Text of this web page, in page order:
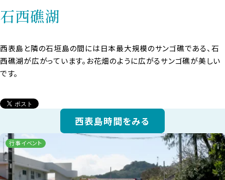
石西礁湖
西表島と隣の石垣島の間には日本最大規模のサンゴ礁である、石
西礁湖が広がっています。お花畑のように広がるサンゴ礁が美しい
です。
西表島時間をみる
行事イベント